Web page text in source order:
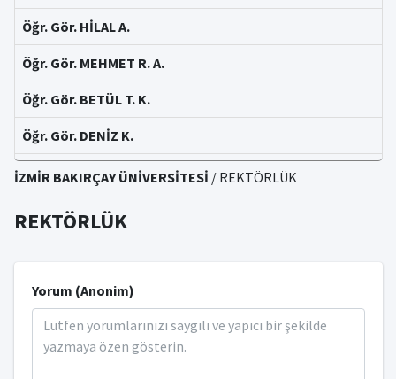
Öğr. Gör. HİLAL A.
Öğr. Gör. MEHMET R. A.
Öğr. Gör. BETÜL T. K.
Öğr. Gör. DENİZ K.
Öğr. Gör. AHMET İ.
Öğr. Gör. ÖYKÜM A.
Öğr. Gör. ALPER O.
Öğr. Gör. KAAN Ö.
Öğr. Gör. SEZGİ F. Ö.
İZMİR BAKIRÇAY ÜNİVERSİTESİ / REKTÖRLÜK
REKTÖRLÜK
Yorum (Anonim)